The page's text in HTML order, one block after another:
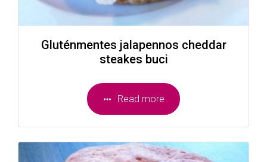
Gluténmentes jalapennos cheddar
steakes buci
Read more